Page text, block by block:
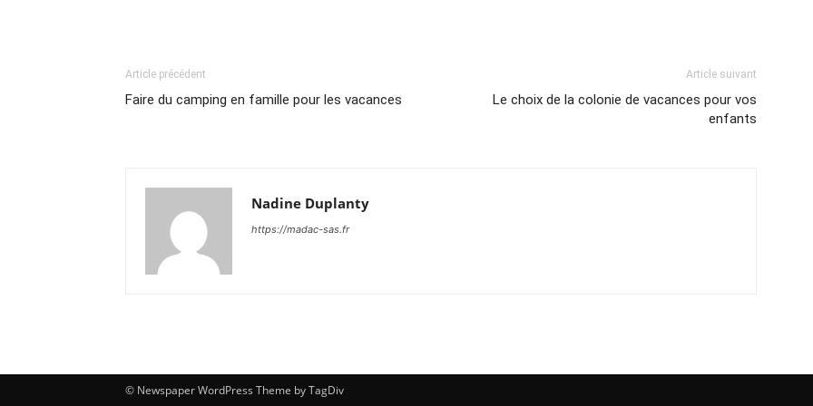
Article précédent
Faire du camping en famille pour les vacances
Article suivant
Le choix de la colonie de vacances pour vos
enfants
Nadine Duplanty
https://madac-sas.fr
© Newspaper WordPress Theme by TagDiv